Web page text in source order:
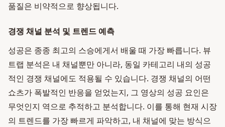
품질은 비약적으로 향상됩니다.
경쟁 채널 분석 및 트렌드 예측
성공은 종종 최고의 스승에게서 배울 때 가장 빠릅니다. 뷰
트랩 분석은 내 채널뿐만 아니라, 동일 카테고리 내의 성공
적인 경쟁 채널에도 적용될 수 있습니다. 경쟁 채널의 어떤
쇼츠가 폭발적인 반응을 얻었는지, 그 영상의 성공 요인은
무엇인지 역으로 추적하고 분석합니다. 이를 통해 현재 시장
의 트렌드를 가장 빠르게 파악하고, 내 채널에 맞는 방식으